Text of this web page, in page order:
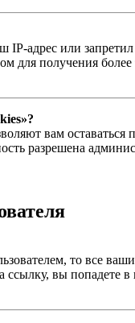
IP-адрес или
для получения
вам
разрешена
то все
вы попадете